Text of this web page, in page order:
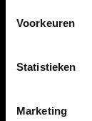
Voorkeuren
Statistieken
Marketing
De Ruthless
recreatieve